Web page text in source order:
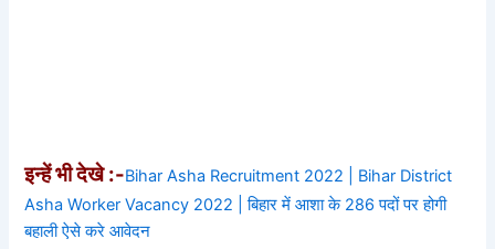
इन्हें भी देखे :-Bihar Asha Recruitment 2022 | Bihar District
Asha Worker Vacancy 2022 | बिहार में आशा के 286 पदों पर होगी
बहाली ऐसे करे आवेदन